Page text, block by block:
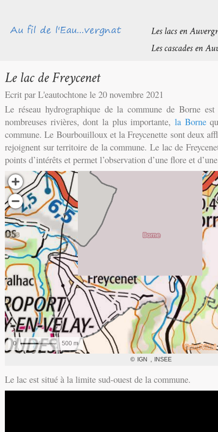
Ecrit par L'eautochtone le 20 novembre 2021
Le réseau hydrographique de la commune de Borne
nombreuses rivières, dont la plus importante, la Borne
commune. Le Bourbouilloux et la Freycenette sont deux
rejoignent sur territoire de la commune. Le lac de
points d’intérêts et permet l’observation d’une flore et
Le lac est situé à la limite sud-ouest de la commune.